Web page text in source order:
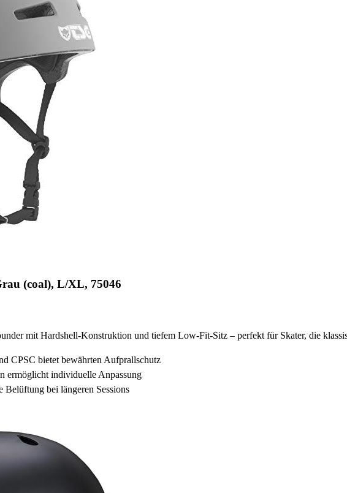
(coal), L/XL, 75046
mit Hardshell-Konstruktion und tiefem Low-Fit-Sitz – perfekt für Skater, die
CPSC bietet bewährten Aufprallschutz
ermöglicht individuelle Anpassung
Belüftung bei längeren Sessions